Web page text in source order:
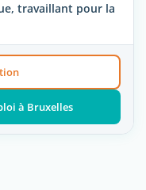
travaillant pour la
à Bruxelles